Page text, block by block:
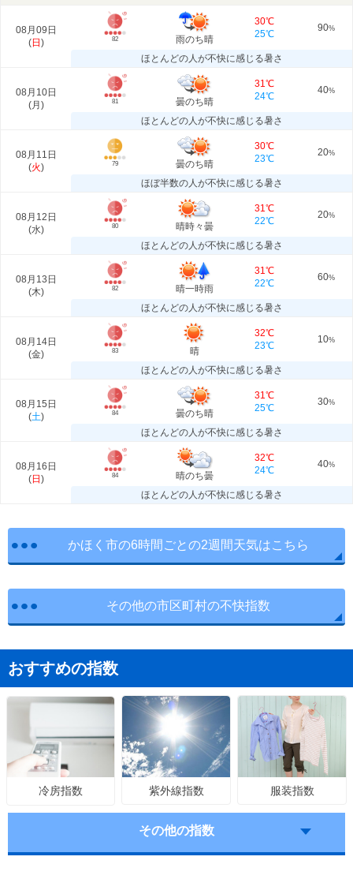
08月09日
(日 ) 82 雨のち晴
30℃
25℃
90%
ほとんどの人が不快に感じる暑さ
08月10日
(月 ) 81 曇のち晴
31℃
24℃
40%
ほとんどの人が不快に感じる暑さ
08月11日
(火) 79 曇のち晴
30℃
23℃
20%
ほぼ半数の人が不快に感じる暑さ
08月12日
(水) 80 晴時々曇
31℃
22℃
20%
ほとんどの人が不快に感じる暑さ
08月13日
(木) 82 晴一時雨
31℃
22℃
60%
ほとんどの人が不快に感じる暑さ
08月14日
(金) 83 晴
32℃
23℃
10%
ほとんどの人が不快に感じる暑さ
08月15日
(土) 84 曇のち晴
31℃
25℃
30%
ほとんどの人が不快に感じる暑さ
08月16日
(日 ) 84 晴のち曇
32℃
24℃
40%
ほとんどの人が不快に感じる暑さ
かほく市の6時間ごとの2週間天気はこちら
その他の市区町村の不快指数
おすすめの指数
冷房指数 紫外線指数 服装指数
その他の指数